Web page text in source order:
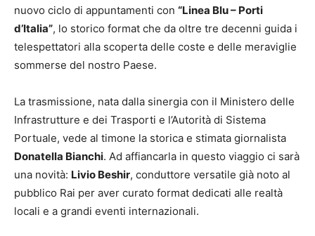
nuovo ciclo di appuntamenti con “Linea Blu – Porti
d’Italia”, lo storico format che da oltre tre decenni guida i
telespettatori alla scoperta delle coste e delle meraviglie
sommerse del nostro Paese.
La trasmissione, nata dalla sinergia con il Ministero delle
Infrastrutture e dei Trasporti e l’Autorità di Sistema
Portuale, vede al timone la storica e stimata giornalista
Donatella Bianchi. Ad affiancarla in questo viaggio ci sarà
una novità: Livio Beshir, conduttore versatile già noto al
pubblico Rai per aver curato format dedicati alle realtà
locali e a grandi eventi internazionali.